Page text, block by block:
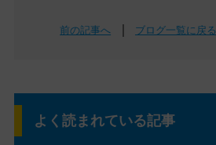
前の記事へ ブログ一覧に戻る
よく読まれている記事